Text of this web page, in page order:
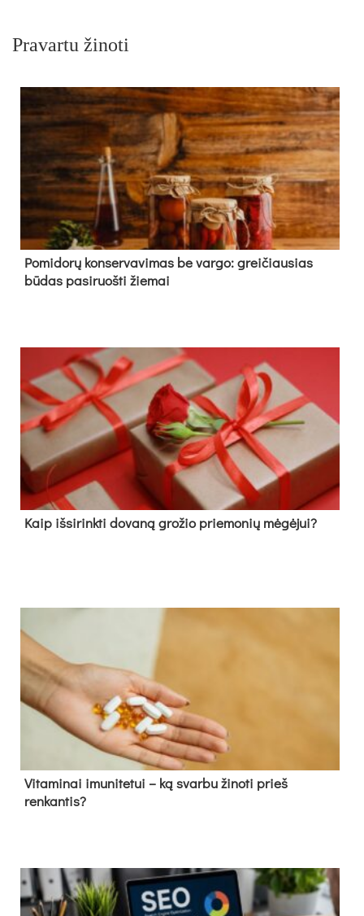
Pravartu žinoti
Pomidorų konservavimas be vargo: greičiausias
būdas pasiruošti žiemai
Kaip išsirinkti dovaną grožio priemonių mėgėjui?
Vitaminai imunitetui – ką svarbu žinoti prieš
renkantis?